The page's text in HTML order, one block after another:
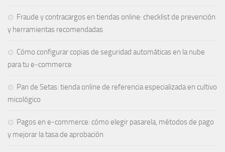
Fraude y contracargos en tiendas online: checklist de prevención
y herramientas recomendadas
Cómo configurar copias de seguridad automáticas en la nube
para tu e‑commerce
Pan de Setas: tienda online de referencia especializada en cultivo
micológico
Pagos en e-commerce: cómo elegir pasarela, métodos de pago
y mejorar la tasa de aprobación